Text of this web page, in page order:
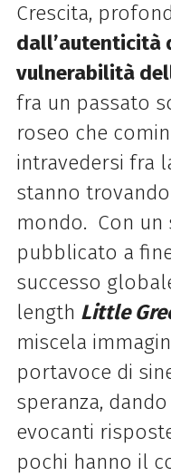
Crescita,
dall’autenticità
vulnerabilità
fra un passato
roseo che
intravedersi fra
stanno
mondo. Con un
pubblicato a
successo
length Little
miscela
portavoce di
speranza,
evocanti
pochi hanno il